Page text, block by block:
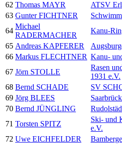
62 Thomas MAYR
ATSV
63 Gunter FICHTNER
64
Michael
RADERMACHER
Kanu-
65 Andreas KAPFERER
66 Markus FLECHTNER Kanu-
67 Jörn STOLLE
Rasen
1931 e.V.
68 Bernd SCHADE
SV
69 Jörg BLEES
70 Bernd JÜNGLING
71 Torsten SPITZ
Ski- und
e.V.
72 Uwe EICHFELDER